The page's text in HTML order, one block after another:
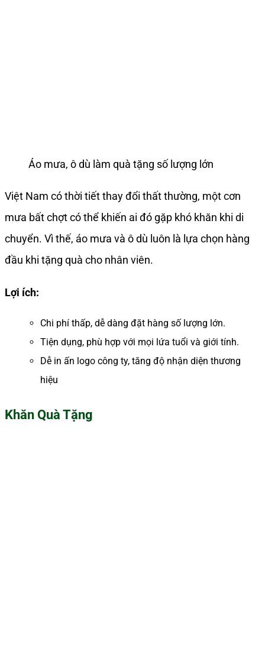
Áo mưa, ô dù làm quà tặng số lượng lớn
Việt Nam có thời tiết thay đổi thất thường, một cơn
mưa bất chợt có thể khiến ai đó gặp khó khăn khi di
chuyển. Vì thế, áo mưa và ô dù luôn là lựa chọn hàng
đầu khi tặng quà cho nhân viên.
Lợi ích:
Chi phí thấp, dễ dàng đặt hàng số lượng lớn.
Tiện dụng, phù hợp với mọi lứa tuổi và giới tính.
Dễ in ấn logo công ty, tăng độ nhận diện thương
hiệu
Khăn Quà Tặng